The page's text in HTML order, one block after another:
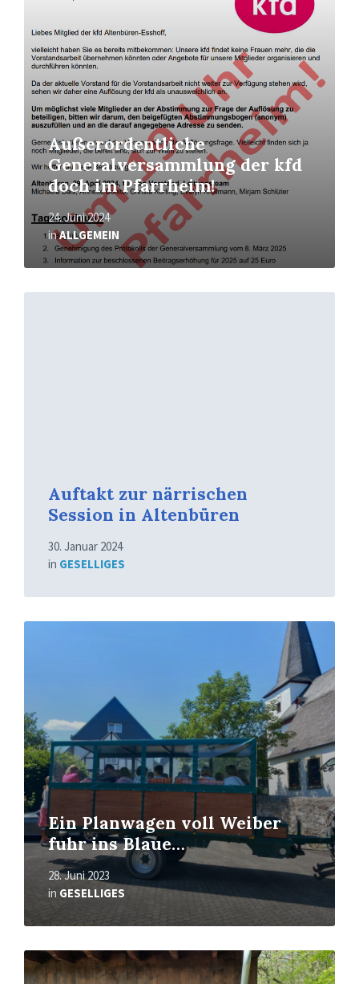
Außerordentliche
Generalversammlung der kfd
doch im Pfarrheim!
24. Juni 2024
inALLGEMEIN
Auftakt zur närrischen
Session in Altenbüren
30. Januar 2024
in GESELLIGES
Mehr
Ein Planwagen voll Weiber
fuhr ins Blaue…
28. Juni 2023
in GESELLIGES
Mehr
Mehr
erfahren